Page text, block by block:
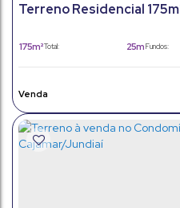
Terreno Residencial
Total:
175m² Fundos:
25m